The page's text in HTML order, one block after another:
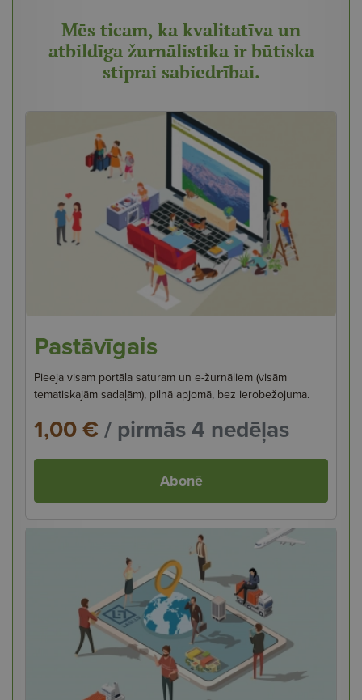
Mēs ticam, ka kvalitatīva un
atbildīga žurnālistika ir būtiska
stiprai sabiedrībai.
Pastāvīgais
Pieeja visam portāla saturam un e-žurnāliem (visām
tematiskajām sadaļām), pilnā apjomā, bez ierobežojuma.
1,00 €/ pirmās 4 nedēļas
Abonē